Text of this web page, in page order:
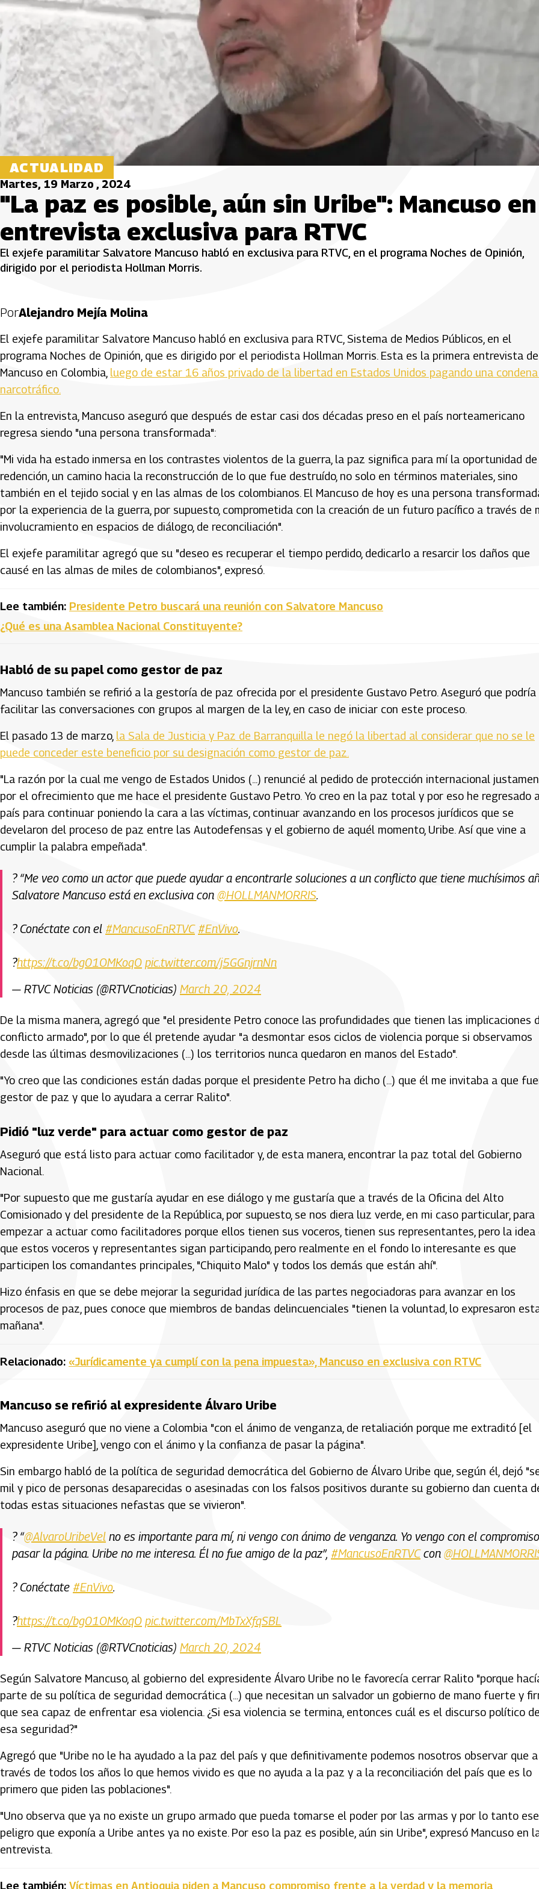
ACTUALIDAD
Martes, 19 Marzo , 2024
"La paz es posible, aún sin Uribe": Mancuso en
entrevista exclusiva para RTVC
El exjefe paramilitar Salvatore Mancuso habló en exclusiva para RTVC, en el programa Noches de Opinión,
dirigido por el periodista Hollman Morris.
PorAlejandro Mejía Molina
El exjefe paramilitar Salvatore Mancuso habló en exclusiva para RTVC, Sistema de Medios Públicos, en el
programa Noches de Opinión, que es dirigido por el periodista Hollman Morris. Esta es la primera entrevista de
Mancuso en Colombia, luego de estar 16 años privado de la libertad en Estados Unidos pagando una
narcotráfico.
En la entrevista, Mancuso aseguró que después de estar casi dos décadas preso en el país norteamericano
regresa siendo "una persona transformada":
"Mi vida ha estado inmersa en los contrastes violentos de la guerra, la paz significa para mí la oportunidad de
redención, un camino hacia la reconstrucción de lo que fue destruído, no solo en términos materiales, sino
también en el tejido social y en las almas de los colombianos. El Mancuso de hoy es una persona
por la experiencia de la guerra, por supuesto, comprometida con la creación de un futuro pacífico a través de
involucramiento en espacios de diálogo, de reconciliación".
El exjefe paramilitar agregó que su "deseo es recuperar el tiempo perdido, dedicarlo a resarcir los daños que
causé en las almas de miles de colombianos", expresó.
Lee también: Presidente Petro buscará una reunión con Salvatore Mancuso
¿Qué es una Asamblea Nacional Constituyente?
Habló de su papel como gestor de paz
Mancuso también se refirió a la gestoría de paz ofrecida por el presidente Gustavo Petro. Aseguró que podría
facilitar las conversaciones con grupos al margen de la ley, en caso de iniciar con este proceso.
El pasado 13 de marzo, la Sala de Justicia y Paz de Barranquilla le negó la libertad al considerar que no se le
puede conceder este beneficio por su designación como gestor de paz.
"La razón por la cual me vengo de Estados Unidos (...) renuncié al pedido de protección internacional
por el ofrecimiento que me hace el presidente Gustavo Petro. Yo creo en la paz total y por eso he regresado
país para continuar poniendo la cara a las víctimas, continuar avanzando en los procesos jurídicos que se
develaron del proceso de paz entre las Autodefensas y el gobierno de aquél momento, Uribe. Así que vine a
cumplir la palabra empeñada".
? “Me veo como un actor que puede ayudar a encontrarle soluciones a un conflicto que tiene muchísimos
Salvatore Mancuso está en exclusiva con @HOLLMANMORRIS.
? Conéctate con el #MancusoEnRTVC #EnVivo.
?️https://t.co/bg01OMKoqO pic.twitter.com/j5GGnjrnNn
— RTVC Noticias (@RTVCnoticias) March 20, 2024
De la misma manera, agregó que "el presidente Petro conoce las profundidades que tienen las implicaciones
conflicto armado", por lo que él pretende ayudar "a desmontar esos ciclos de violencia porque si observamos
desde las últimas desmovilizaciones (...) los territorios nunca quedaron en manos del Estado".
"Yo creo que las condiciones están dadas porque el presidente Petro ha dicho (...) que él me invitaba a que
gestor de paz y que lo ayudara a cerrar Ralito".
Pidió "luz verde" para actuar como gestor de paz
Aseguró que está listo para actuar como facilitador y, de esta manera, encontrar la paz total del Gobierno
Nacional.
"Por supuesto que me gustaría ayudar en ese diálogo y me gustaría que a través de la Oficina del Alto
Comisionado y del presidente de la República, por supuesto, se nos diera luz verde, en mi caso particular, para
empezar a actuar como facilitadores porque ellos tienen sus voceros, tienen sus representantes, pero la idea
que estos voceros y representantes sigan participando, pero realmente en el fondo lo interesante es que
participen los comandantes principales, "Chiquito Malo" y todos los demás que están ahí".
Hizo énfasis en que se debe mejorar la seguridad jurídica de las partes negociadoras para avanzar en los
procesos de paz, pues conoce que miembros de bandas delincuenciales "tienen la voluntad, lo expresaron
mañana".
Relacionado: «Jurídicamente ya cumplí con la pena impuesta», Mancuso en exclusiva con RTVC
Mancuso se refirió al expresidente Álvaro Uribe
Mancuso aseguró que no viene a Colombia "con el ánimo de venganza, de retaliación porque me extraditó [el
expresidente Uribe], vengo con el ánimo y la confianza de pasar la página".
Sin embargo habló de la política de seguridad democrática del Gobierno de Álvaro Uribe que, según él, dejó
mil y pico de personas desaparecidas o asesinadas con los falsos positivos durante su gobierno dan cuenta
todas estas situaciones nefastas que se vivieron".
? “@AlvaroUribeVel no es importante para mí, ni vengo con ánimo de venganza. Yo vengo con el
pasar la página. Uribe no me interesa. Él no fue amigo de la paz”, #MancusoEnRTVCcon
? Conéctate #EnVivo.
?️https://t.co/bg01OMKoqO pic.twitter.com/MbTxXfqSBL
— RTVC Noticias (@RTVCnoticias) March 20, 2024
Según Salvatore Mancuso, al gobierno del expresidente Álvaro Uribe no le favorecía cerrar Ralito "porque
parte de su política de seguridad democrática (...) que necesitan un salvador un gobierno de mano fuerte y
que sea capaz de enfrentar esa violencia. ¿Si esa violencia se termina, entonces cuál es el discurso político de
esa seguridad?"
Agregó que "Uribe no le ha ayudado a la paz del país y que definitivamente podemos nosotros observar que a
través de todos los años lo que hemos vivido es que no ayuda a la paz y a la reconciliación del país que es lo
primero que piden las poblaciones".
"Uno observa que ya no existe un grupo armado que pueda tomarse el poder por las armas y por lo tanto ese
peligro que exponía a Uribe antes ya no existe. Por eso la paz es posible, aún sin Uribe", expresó Mancuso en
entrevista.
Lee también: Víctimas en Antioquia piden a Mancuso compromiso frente a la verdad y la memoria